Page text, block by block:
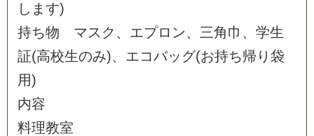
し ま す)
持ち物 マ ス ク 、 エプロ ン、 三角巾 、 学生
証(高校生のみ)、 エコバッ グ(お持ち帰 り 袋
用)
内容
料理教室